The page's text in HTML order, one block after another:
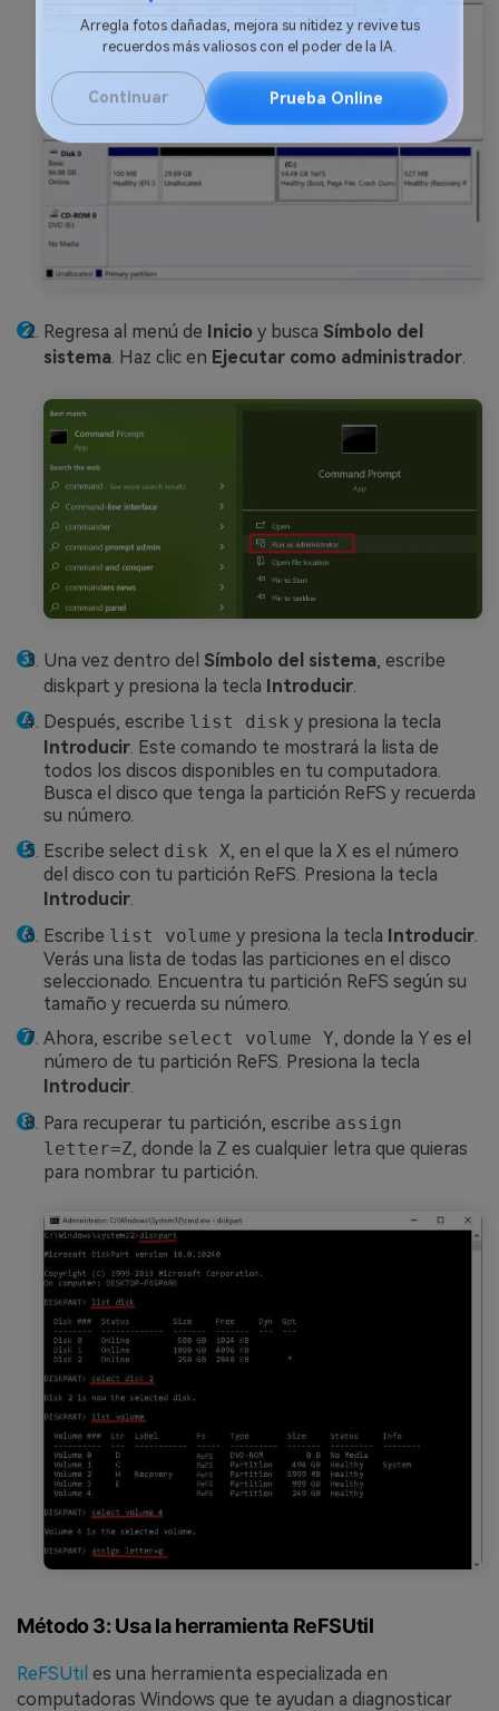
Arregla fotos dañadas, mejora su nitidez y revive tus
recuerdos más valiosos con el poder de la IA.
Regresa al menú de Inicio y busca Símbolo del
sistema. Haz clic en Ejecutar como administrador.
Una vez dentro del Símbolo del sistema, escribe
diskpart y presiona la tecla Introducir
Después, escribe list disk y presiona la tecla
Introducir. Este comando te mostrará la lista de
todos los discos disponibles en tu computadora.
Busca el disco que tenga la partición ReFS y recuerda
su número.
Escribe select disk X, en el que la X es el número
del disco con tu partición ReFS. Presiona la tecla
Introducir.
Escribe list volume y presiona la tecla Introducir
Verás una lista de todas las particiones en el disco
seleccionado. Encuentra tu partición ReFS según su
tamaño y recuerda su número.
Ahora, escribe select volume Y, donde la Y es el
número de tu partición ReFS. Presiona la tecla
Introducir.
Para recuperar tu partición, escribe assign
letter=Z, donde la Z es cualquier letra que quieras
para nombrar tu partición.
Método 3: Usa la herramienta ReFSUtil
ReFSUtil es una herramienta especializada en
computadoras Windows que te ayudan a diagnosticar